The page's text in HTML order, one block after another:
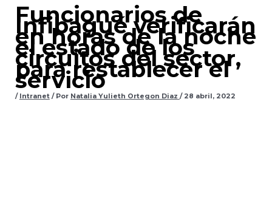
Funcionarios de
Infibagué verificarán
en horas de la noche
el estado de los
circuitos del sector,
para restablecer el
servicio
/ Intranet/ Por Natalia Yulieth Ortegon Diaz / 28 abril, 2022